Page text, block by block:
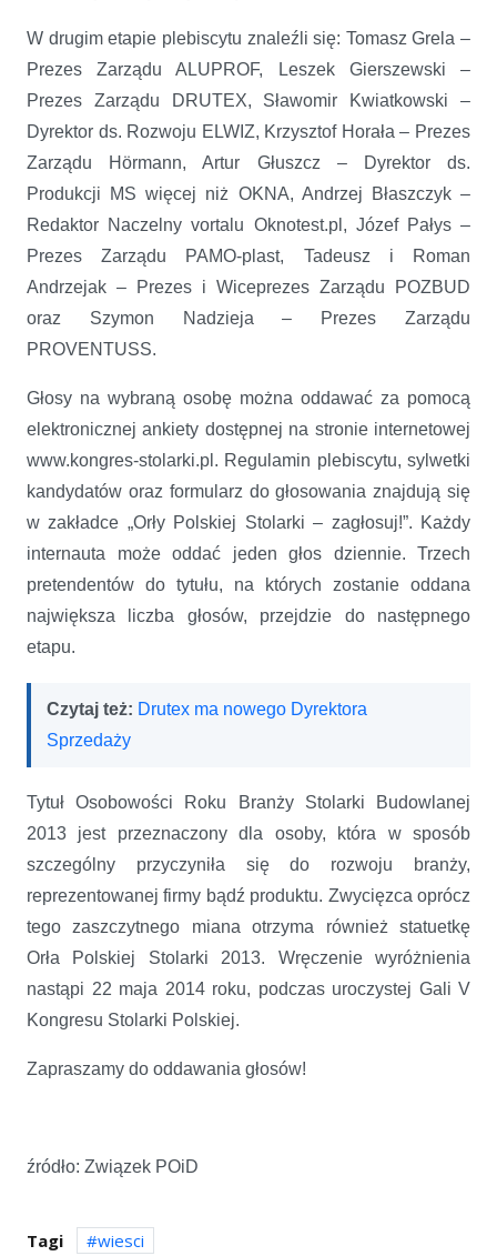
W drugim etapie plebiscytu znaleźli się: Tomasz Grela –
Prezes Zarządu ALUPROF, Leszek Gierszewski –
Prezes Zarządu DRUTEX, Sławomir Kwiatkowski –
Dyrektor ds. Rozwoju ELWIZ, Krzysztof Horała – Prezes
Zarządu Hörmann, Artur Głuszcz – Dyrektor ds.
Produkcji MS więcej niż OKNA, Andrzej Błaszczyk –
Redaktor Naczelny vortalu Oknotest.pl, Józef Pałys –
Prezes Zarządu PAMO-plast, Tadeusz i Roman
Andrzejak – Prezes i Wiceprezes Zarządu POZBUD
oraz Szymon Nadzieja – Prezes Zarządu
PROVENTUSS.
Głosy na wybraną osobę można oddawać za pomocą
elektronicznej ankiety dostępnej na stronie internetowej
www.kongres-stolarki.pl. Regulamin plebiscytu, sylwetki
kandydatów oraz formularz do głosowania znajdują się
w zakładce „Orły Polskiej Stolarki – zagłosuj!”. Każdy
internauta może oddać jeden głos dziennie. Trzech
pretendentów do tytułu, na których zostanie oddana
największa liczba głosów, przejdzie do następnego
etapu.
Czytaj też: Drutex ma nowego Dyrektora
Sprzedaży
Tytuł Osobowości Roku Branży Stolarki Budowlanej
2013 jest przeznaczony dla osoby, która w sposób
szczególny przyczyniła się do rozwoju branży,
reprezentowanej firmy bądź produktu. Zwycięzca oprócz
tego zaszczytnego miana otrzyma również statuetkę
Orła Polskiej Stolarki 2013. Wręczenie wyróżnienia
nastąpi 22 maja 2014 roku, podczas uroczystej Gali V
Kongresu Stolarki Polskiej.
Zapraszamy do oddawania głosów!
źródło: Związek POiD
Tagi wiesci